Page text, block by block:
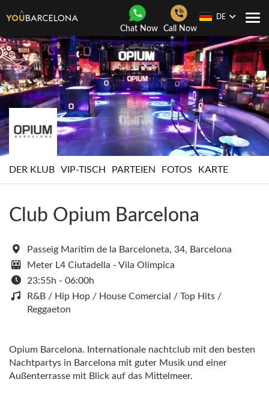
Chat Now Call Now
DE
DER KLUB VIP-TISCH PARTEIEN FOTOS KARTE
Club Opium Barcelona
Passeig Marítim de la Barceloneta, 34, Barcelona
Meter L4 Ciutadella - Vila Olímpica
23:55h - 06:00h
R&B / Hip Hop / House Comercial / Top Hits /
Reggaeton
Opium Barcelona. Internationale nachtclub mit den besten
Nachtpartys in Barcelona mit guter Musik und einer
Außenterrasse mit Blick auf das Mittelmeer.